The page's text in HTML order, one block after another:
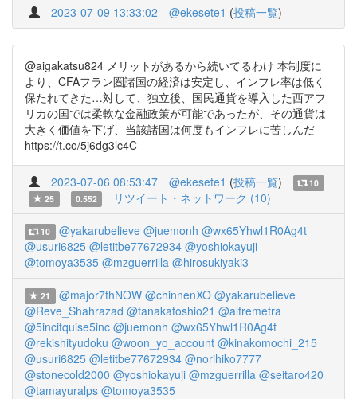
2023-07-09 13:33:02 @ekesete1 (投稿一覧)
@aigakatsu824 メリットがあるから続いてるわけ 本制度に
より、CFAフラン圏諸国の経済は安定し、インフレ率は低く
保たれてきた…対して、独立後、国民通貨を導入した西アフ
リカの国では柔軟な金融政策が可能であったが、その通貨は
大きく価値を下げ、当該諸国は何度もインフレに苦しんだ
https://t.co/5j6dg3lc4C
2023-07-06 08:53:47 @ekesete1 (投稿一覧)
10
25
0.552 リツイート・ネットワーク (10)
10 @yakarubelieve @juemonh @wx65Yhwl1R0Ag4t
@usuri6825 @letitbe77672934 @yoshiokayuji
@tomoya3535 @mzguerrilla @hirosukiyaki3
21 @major7thNOW @chinnenXO @yakarubelieve
@Reve_Shahrazad @tanakatoshio21 @alfremetra
@5incitquise5inc @juemonh @wx65Yhwl1R0Ag4t
@rekishityudoku @woon_yo_account @kinakomochi_215
@usuri6825 @letitbe77672934 @norihiko7777
@stonecold2000 @yoshiokayuji @mzguerrilla @seitaro420
@tamayuralps @tomoya3535